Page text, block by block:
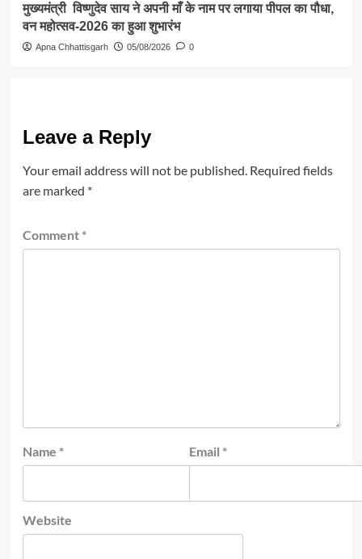
मुख्यमंत्री विष्णुदेव साय ने अपनी माँ के नाम पर लगाया पीपल का पौधा,
वन महोत्सव-2026 का हुआ शुभारंभ
Apna Chhattisgarh 05/08/2026 0
Leave a Reply
Your email address will not be published. Required fields
are marked *
Comment *
Name * Email *
Website